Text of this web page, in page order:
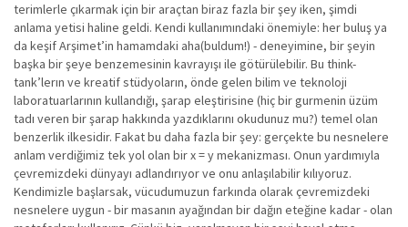
terimlerle çıkarmak için bir araçtan biraz fazla bir şey iken, şimdi
anlama yetisi haline geldi. Kendi kullanımındaki önemiyle: her buluş ya
da keşif Arşimet’in hamamdaki aha(buldum!) - deneyimine, bir şeyin
başka bir şeye benzemesinin kavrayışı ile götürülebilir. Bu think-
tank’lerın ve kreatif stüdyoların, önde gelen bilim ve teknoloji
laboratuarlarının kullandığı, şarap eleştirisine (hiç bir gurmenin üzüm
tadı veren bir şarap hakkında yazdıklarını okudunuz mu?) temel olan
benzerlik ilkesidir. Fakat bu daha fazla bir şey: gerçekte bu nesnelere
anlam verdiğimiz tek yol olan bir x = y mekanizması. Onun yardımıyla
çevremizdeki dünyayı adlandırıyor ve onu anlaşılabilir kılıyoruz.
Kendimizle başlarsak, vücudumuzun farkında olarak çevremizdeki
nesnelere uygun - bir masanın ayağından bir dağın eteğine kadar - olan